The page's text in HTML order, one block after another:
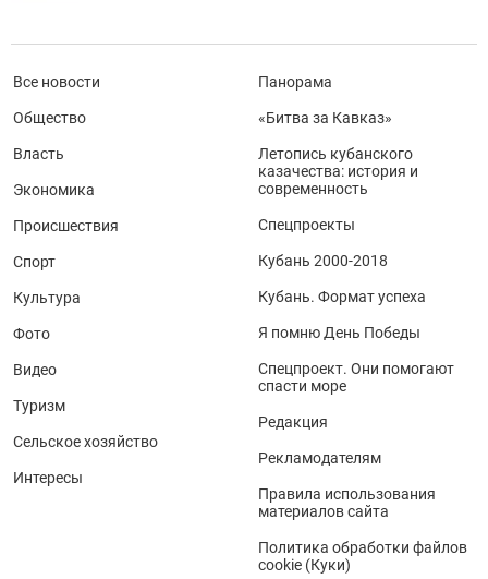
Все новости
Общество
Власть
Экономика
Происшествия
Спорт
Культура
Фото
Видео
Туризм
Сельское хозяйство
Интересы
Панорама
«Битва за Кавказ»
Летопись кубанского
казачества: история и
современность
Спецпроекты
Кубань 2000-2018
Кубань. Формат успеха
Я помню День Победы
Спецпроект. Они помогают
спасти море
Редакция
Рекламодателям
Правила использования
материалов сайта
Политика обработки файлов
cookie (Куки)